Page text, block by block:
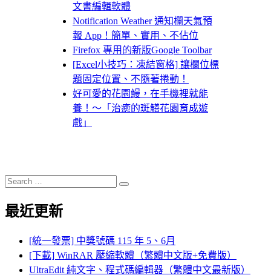
文書編輯軟體
Notification Weather 通知欄天氣預
報 App！簡單、實用、不佔位
Firefox 專用的新版Google Toolbar
[Excel小技巧：凍結窗格] 讓欄位標
題固定位置、不隨著捲動！
好可愛的花園鰻，在手機裡就能
養！～「治癒的斑鱔花園育成遊
戲」
Search
for:
Search
最近更新
[統一發票] 中獎號碼 115 年 5、6月
[下載] WinRAR 壓縮軟體（繁體中文版+免費版）
UltraEdit 純文字、程式碼編輯器（繁體中文最新版）